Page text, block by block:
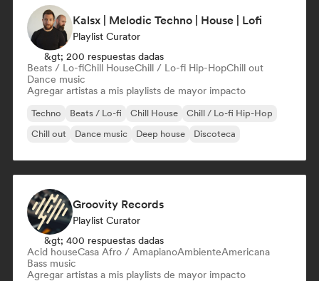
Kalsx | Melodic Techno | House | Lofi
Playlist Curator
&gt; 200 respuestas dadas
Beats / Lo-fiChill HouseChill / Lo-fi Hip-HopChill out
Dance music
Agregar artistas a mis playlists de mayor impacto
Techno Beats / Lo-fi Chill House
Chill / Lo-fi Hip-Hop
Chill out
Dance music Deep house Discoteca
Groovity Records
Playlist Curator
&gt; 400 respuestas dadas
Acid houseCasa Afro / AmapianoAmbienteAmericana
Bass music
Agregar artistas a mis playlists de mayor impacto